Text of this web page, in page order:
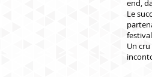
end,
Le
Un